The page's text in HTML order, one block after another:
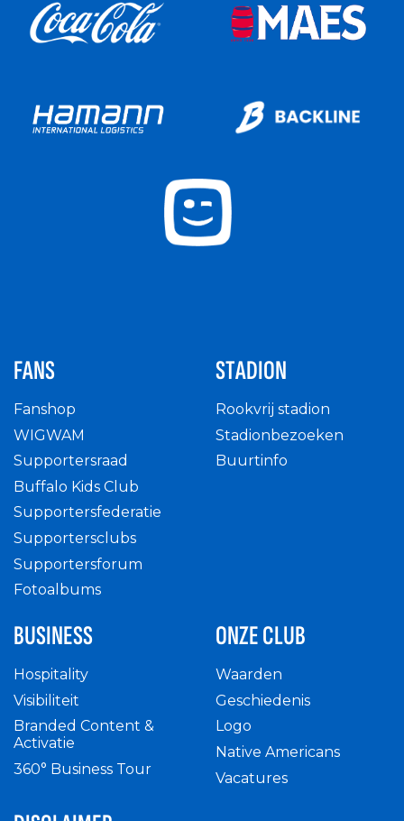
FANS
Fanshop
WIGWAM
Supportersraad
Buffalo Kids Club
Supportersfederatie
Supportersclubs
Supportersforum
Fotoalbums
STADION
Rookvrij stadion
Stadionbezoeken
Buurtinfo
BUSINESS
Hospitality
Visibiliteit
Branded Content &
Activatie
360° Business Tour
ONZE CLUB
Waarden
Geschiedenis
Logo
Native Americans
Vacatures